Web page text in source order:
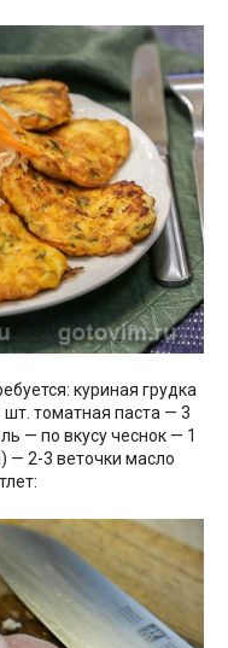
куриная грудка
томатная паста — 3
— по вкусу чеснок — 1
— 2-3 веточки масло